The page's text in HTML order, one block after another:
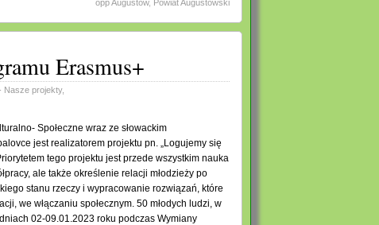
opp Augustów, Powiat Augustowski
Erasmus+
Nasze projekty,
Społeczne wraz ze słowackim
jest realizatorem projektu pn. „Logujemy się
tego projektu jest przede wszystkim nauka
ale także określenie relacji młodzieży po
stanu rzeczy i wypracowanie rozwiązań, które
we włączaniu społecznym. 50 młodych ludzi, w
02-09.01.2023 roku podczas Wymiany